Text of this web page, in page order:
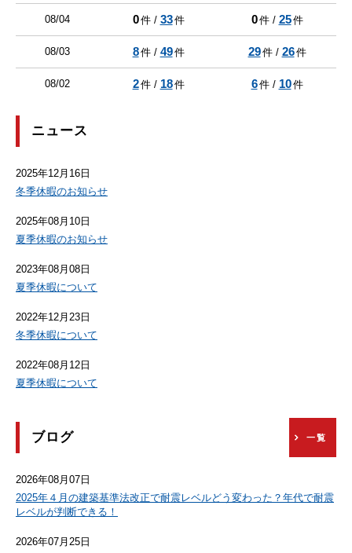
08/04 0件 / 33件 0件 / 25件
08/03 8件 / 49件 29件 / 26件
08/02 2件 / 18件 6件 / 10件
ニュース
2025年12月16日
冬季休暇のお知らせ
2025年08月10日
夏季休暇のお知らせ
2023年08月08日
夏季休暇について
2022年12月23日
冬季休暇について
2022年08月12日
夏季休暇について
ブログ 一覧
2026年08月07日
2025年４月の建築基準法改正で耐震レベルどう変わった？年代で耐震
レベルが判断できる！
2026年07月25日